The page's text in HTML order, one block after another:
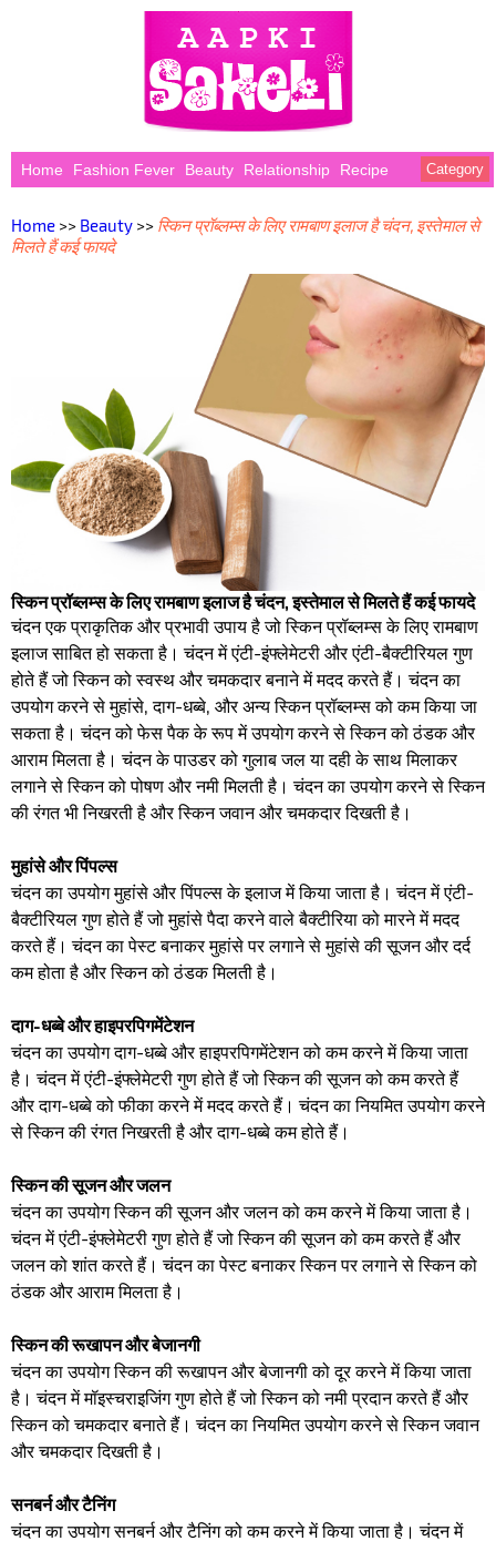
Home Fashion Fever Beauty Relationship Recipe Category
Home >> Beauty >> स्किन प्रॉब्लम्स के लिए रामबाण इलाज है चंदन, इस्तेमाल से
मिलते हैं कई फायदे
स्किन प्रॉब्लम्स के लिए रामबाण इलाज है चंदन, इस्तेमाल से मिलते हैं कई फायदे
चंदन एक प्राकृतिक और प्रभावी उपाय है जो स्किन प्रॉब्लम्स के लिए रामबाण
इलाज साबित हो सकता है। चंदन में एंटी-इंफ्लेमेटरी और एंटी-बैक्टीरियल गुण
होते हैं जो स्किन को स्वस्थ और चमकदार बनाने में मदद करते हैं। चंदन का
उपयोग करने से मुहांसे, दाग-धब्बे, और अन्य स्किन प्रॉब्लम्स को कम किया जा
सकता है। चंदन को फेस पैक के रूप में उपयोग करने से स्किन को ठंडक और
आराम मिलता है। चंदन के पाउडर को गुलाब जल या दही के साथ मिलाकर
लगाने से स्किन को पोषण और नमी मिलती है। चंदन का उपयोग करने से स्किन
की रंगत भी निखरती है और स्किन जवान और चमकदार दिखती है।
मुहांसे और पिंपल्स
चंदन का उपयोग मुहांसे और पिंपल्स के इलाज में किया जाता है। चंदन में एंटी-
बैक्टीरियल गुण होते हैं जो मुहांसे पैदा करने वाले बैक्टीरिया को मारने में मदद
करते हैं। चंदन का पेस्ट बनाकर मुहांसे पर लगाने से मुहांसे की सूजन और दर्द
कम होता है और स्किन को ठंडक मिलती है।
दाग-धब्बे और हाइपरपिगमेंटेशन
चंदन का उपयोग दाग-धब्बे और हाइपरपिगमेंटेशन को कम करने में किया जाता
है। चंदन में एंटी-इंफ्लेमेटरी गुण होते हैं जो स्किन की सूजन को कम करते हैं
और दाग-धब्बे को फीका करने में मदद करते हैं। चंदन का नियमित उपयोग करने
से स्किन की रंगत निखरती है और दाग-धब्बे कम होते हैं।
स्किन की सूजन और जलन
चंदन का उपयोग स्किन की सूजन और जलन को कम करने में किया जाता है।
चंदन में एंटी-इंफ्लेमेटरी गुण होते हैं जो स्किन की सूजन को कम करते हैं और
जलन को शांत करते हैं। चंदन का पेस्ट बनाकर स्किन पर लगाने से स्किन को
ठंडक और आराम मिलता है।
स्किन की रूखापन और बेजानगी
चंदन का उपयोग स्किन की रूखापन और बेजानगी को दूर करने में किया जाता
है। चंदन में मॉइस्चराइजिंग गुण होते हैं जो स्किन को नमी प्रदान करते हैं और
स्किन को चमकदार बनाते हैं। चंदन का नियमित उपयोग करने से स्किन जवान
और चमकदार दिखती है।
सनबर्न और टैनिंग
चंदन का उपयोग सनबर्न और टैनिंग को कम करने में किया जाता है। चंदन में